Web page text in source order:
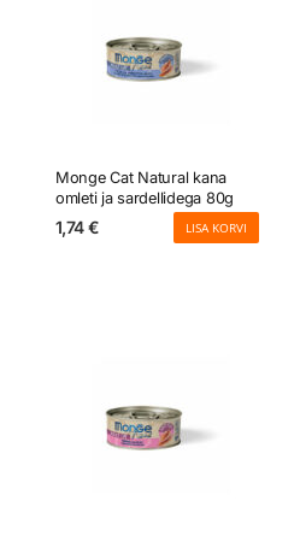
Monge Cat Natural kana
omleti ja sardellidega 80g
1,74€ LISA KORVI